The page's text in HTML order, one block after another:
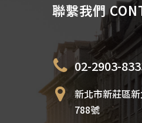
聯繫我們
02-2903-
新北市新莊區
788號